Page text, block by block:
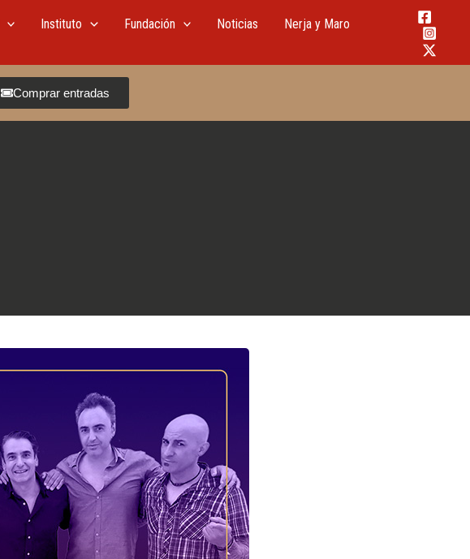
Instituto Fundación Noticias
Nerja y Maro
Comprar entradas